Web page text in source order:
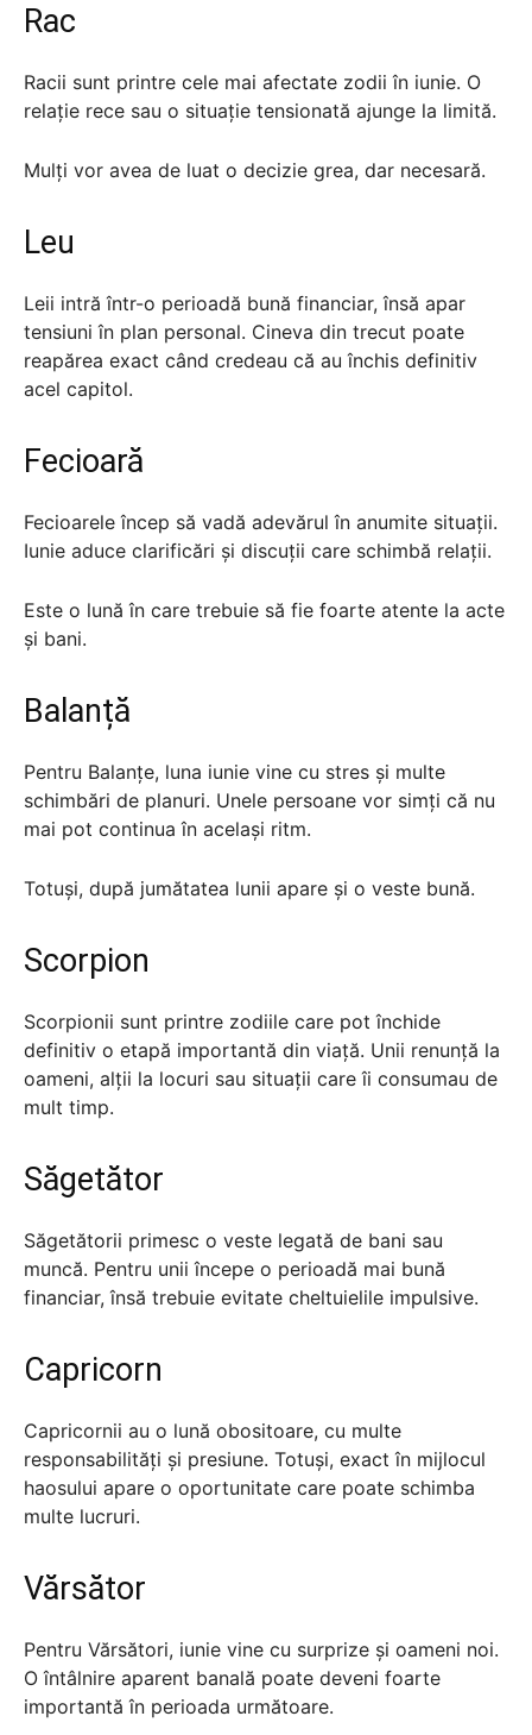
Rac
Racii sunt printre cele mai afectate zodii în iunie. O
relație rece sau o situație tensionată ajunge la limită.
Mulți vor avea de luat o decizie grea, dar necesară.
Leu
Leii intră într-o perioadă bună financiar, însă apar
tensiuni în plan personal. Cineva din trecut poate
reapărea exact când credeau că au închis definitiv
acel capitol.
Fecioară
Fecioarele încep să vadă adevărul în anumite situații.
Iunie aduce clarificări și discuții care schimbă relații.
Este o lună în care trebuie să fie foarte atente la acte
și bani.
Balanță
Pentru Balanțe, luna iunie vine cu stres și multe
schimbări de planuri. Unele persoane vor simți că nu
mai pot continua în același ritm.
Totuși, după jumătatea lunii apare și o veste bună.
Scorpion
Scorpionii sunt printre zodiile care pot închide
definitiv o etapă importantă din viață. Unii renunță la
oameni, alții la locuri sau situații care îi consumau de
mult timp.
Săgetător
Săgetătorii primesc o veste legată de bani sau
muncă. Pentru unii începe o perioadă mai bună
financiar, însă trebuie evitate cheltuielile impulsive.
Capricorn
Capricornii au o lună obositoare, cu multe
responsabilități și presiune. Totuși, exact în mijlocul
haosului apare o oportunitate care poate schimba
multe lucruri.
Vărsător
Pentru Vărsători, iunie vine cu surprize și oameni noi.
O întâlnire aparent banală poate deveni foarte
importantă în perioada următoare.